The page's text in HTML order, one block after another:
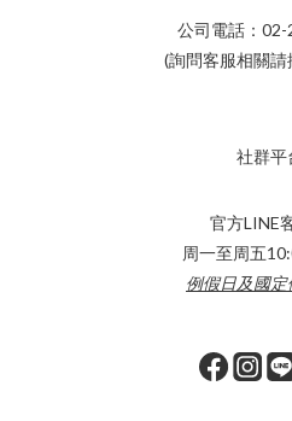
公司電話：
(詢問客服相關請
社群平
官方LINE
周一至周五
例假日及國